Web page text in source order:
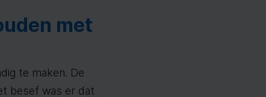
met
te maken. De
besef was er dat